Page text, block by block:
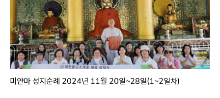
미얀마 성지순례 2024년 11월 20일~28일(1~2일차)